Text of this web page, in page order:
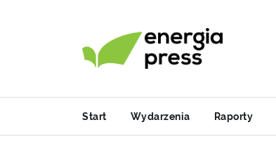
Start Wydarzenia Raporty